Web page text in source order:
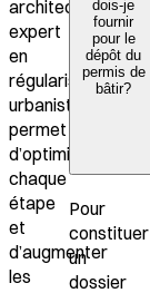
architecte
expert
en
régularisation
urbanistique
permet
d’optimiser
chaque
étape
et
d’augmenter
les
dois-je
fournir
pour le
dépôt du
permis de
bâtir?
Pour
constituer
un
dossier